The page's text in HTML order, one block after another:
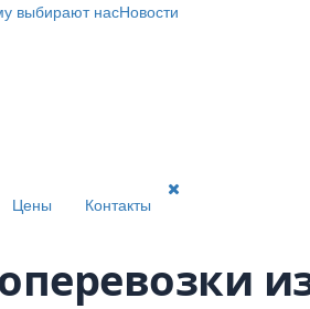
выбирают насНовости
Цены Контакты